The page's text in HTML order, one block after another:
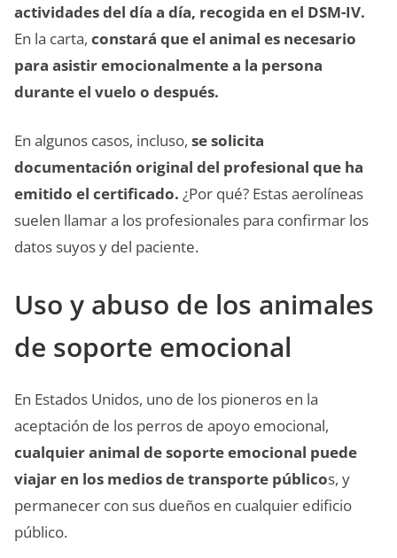
actividades del día a día, recogida en el DSM-IV.
En la carta, constará que el animal es necesario
para asistir emocionalmente a la persona
durante el vuelo o después.
En algunos casos, incluso, se solicita
documentación original del profesional que ha
emitido el certificado. ¿Por qué? Estas aerolíneas
suelen llamar a los profesionales para confirmar los
datos suyos y del paciente.
Uso y abuso de los animales
de soporte emocional
En Estados Unidos, uno de los pioneros en la
aceptación de los perros de apoyo emocional,
cualquier animal de soporte emocional puede
viajar en los medios de transporte públicos, y
permanecer con sus dueños en cualquier edificio
público.